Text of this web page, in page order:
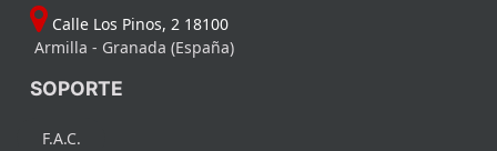
Calle Los Pinos, 2 18100
Armilla - Granada (España)
SOPORTE
F.A.C.